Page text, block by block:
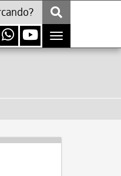
Toggle
navigation